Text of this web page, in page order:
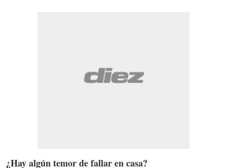
¿Hay algún temor de fallar en casa?